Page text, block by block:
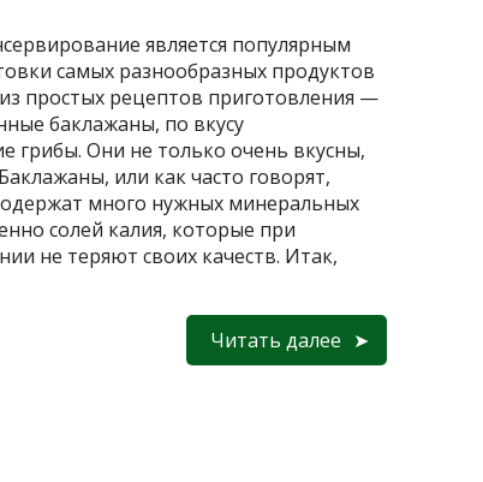
является популярным
самых разнообразных продуктов
простых рецептов приготовления —
баклажаны, по вкусу
грибы. Они не только очень вкусны,
или как часто говорят,
много нужных минеральных
солей калия, которые при
не теряют своих качеств. Итак,
Читать далее